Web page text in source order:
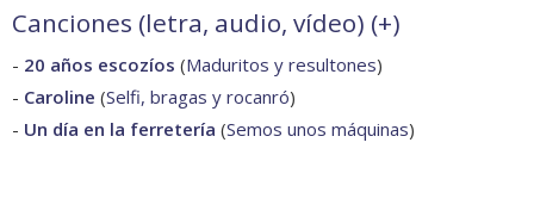
Canciones (letra, audio, vídeo) (+)
- 20 años escozíos (Maduritos y resultones)
- Caroline (Selfi, bragas y rocanró)
- Un día en la ferretería (Semos unos máquinas)